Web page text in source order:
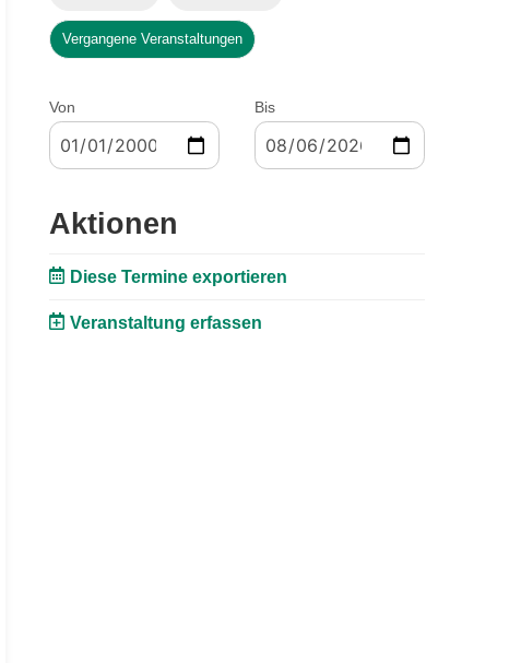
Vergangene Veranstaltungen
Von Bis
Aktionen
Diese Termine exportieren
Veranstaltung erfassen